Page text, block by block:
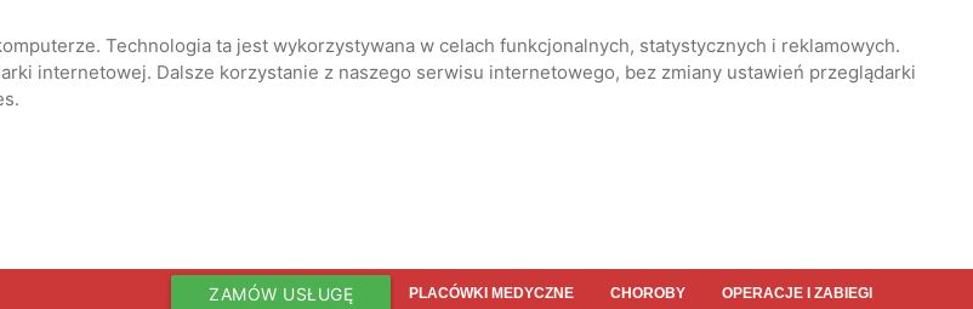
Technologia ta jest wykorzystywana w celach funkcjonalnych, statystycznych i reklamowych.
internetowej. Dalsze korzystanie z naszego serwisu internetowego, bez zmiany ustawień przeglądarki
ZAMÓW USŁUGĘ PLACÓWKI MEDYCZNE CHOROBY OPERACJE I ZABIEGI